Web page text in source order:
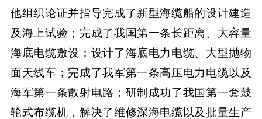
他组织论证并指导完成了新型海缆船的设计建造
及海上试验；完成了我国第一条长距离、大容量
海底电缆敷设；设计了海底电力电缆、大型抛物
面天线车；完成了我军第一条高压电力电缆以及
海军第一条散射电路；研制成功了我国第一套鼓
轮式布缆机，解决了维修深海电缆以及批量生产